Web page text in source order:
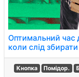
Оптимальний час
коли слід
Кнопка Помідор.